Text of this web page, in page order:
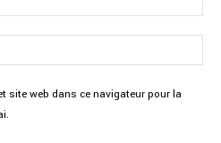
:*
:*
site web dans ce navigateur pour la